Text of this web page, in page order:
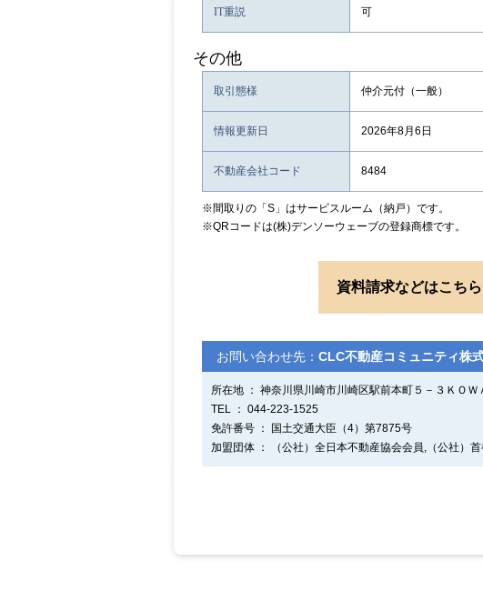
IT重説 可
その他
取引態様 仲介元付（一般）
情報更新日 2026年8月6日
不動産会社コード 8484
※間取りの「S」はサービスルーム（納戸）です。
※QRコードは(株)デンソーウェーブの登録商標です。
資料請求などはこちら
お問い合わせ先： CLC不動産コミュニティ株
所在地 ： 神奈川県川崎市川崎区駅前本町５－３ＫＯＷ
TEL ： 044-223-1525
免許番号 ： 国土交通大臣（4）第7875号
加盟団体 ： （公社）全日本不動産協会会員,（公社）